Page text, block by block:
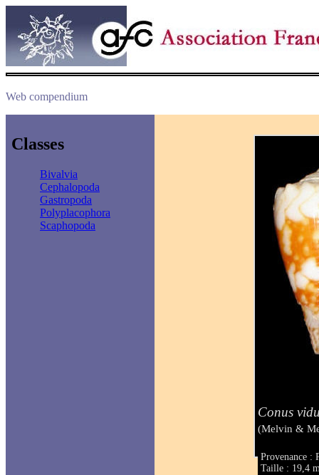
Web compendium
Classes
Bivalvia
Cephalopoda
Gastropoda
Polyplacophora
Scaphopoda
Conus
(Melvin &
Provenance :
Taille : 19,4